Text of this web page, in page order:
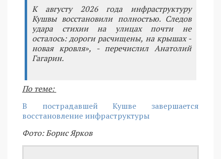
К августу 2026 года инфраструктуру
Кушвы восстановили полностью. Следов
удара стихии на улицах почти не
осталось: дороги расчищены, на крышах -
новая кровля», - перечислил Анатолий
Гагарин.
По теме:
В пострадавшей Кушве завершается
восстановление инфраструктуры
Фото: Борис Ярков